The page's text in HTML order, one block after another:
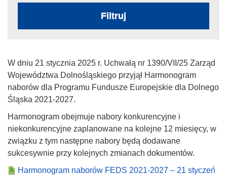
Filtruj
W dniu 21 stycznia 2025 r. Uchwałą nr 1390/VII/25 Zarząd
Województwa Dolnośląskiego przyjął Harmonogram
naborów dla Programu Fundusze Europejskie dla Dolnego
Śląska 2021-2027.
Harmonogram obejmuje nabory konkurencyjne i
niekonkurencyjne zaplanowane na kolejne 12 miesięcy, w
związku z tym następne nabory będą dodawane
sukcesywnie przy kolejnych zmianach dokumentów.
Harmonogram naborów FEDS 2021-2027 – 21 styczeń